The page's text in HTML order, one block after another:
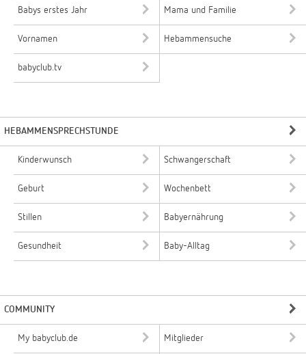
Babys erstes Jahr Mama und Familie
Vornamen Hebammensuche
babyclub.tv
HEBAMMENSPRECHSTUNDE
Kinderwunsch Schwangerschaft
Geburt Wochenbett
Stillen Babyernährung
Gesundheit Baby-Alltag
COMMUNITY
My babyclub.de Mitglieder